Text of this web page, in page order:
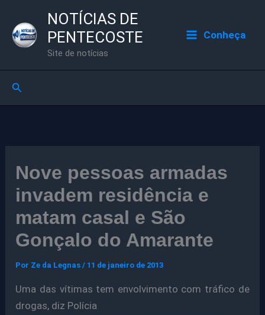
para
NOTÍCIAS DE
PENTECOSTE
Site de notícias
Conheça
Pesquisar
Nove pessoas armadas
invadem residência e
matam casal e São
Gonçalo do Amarante
Por Ze da Legnas/ 11 de janeiro de 2013
Uma das vítimas tem envolvimento com tráfico de
drogas, diz Polícia